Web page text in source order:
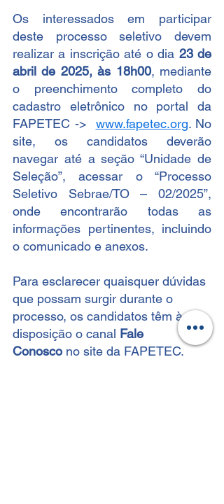
Os interessados em participar
deste processo seletivo devem
realizar a inscrição até o dia 23 de
abril de 2025, às 18h00, mediante
o preenchimento completo do
cadastro eletrônico no portal da
FAPETEC -> www.fapetec.org. No
site, os candidatos deverão
navegar até a seção “Unidade de
Seleção”, acessar o “Processo
Seletivo Sebrae/TO – 02/2025”,
onde encontrarão todas as
informações pertinentes, incluindo
o comunicado e anexos.
Para esclarecer quaisquer dúvidas
que possam surgir durante o
processo, os candidatos têm à
disposição o canal Fale
Conosco no site da FAPETEC.